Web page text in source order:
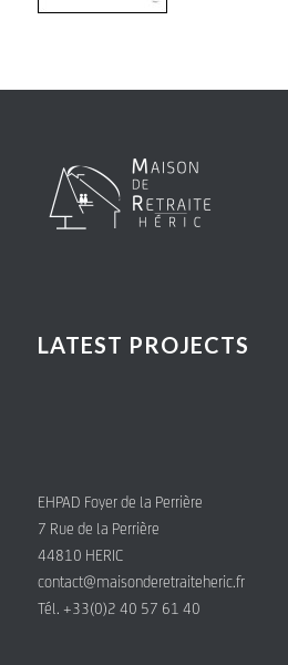
LATEST PROJECTS
EHPAD Foyer de la Perrière
7 Rue de la Perrière
44810 HERIC
contact@maisonderetraiteheric.fr
Tél. +33(0)2 40 57 61 40